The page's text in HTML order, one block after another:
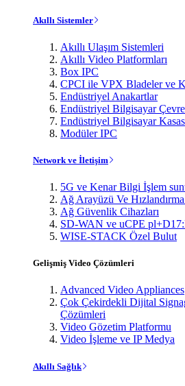
Akıllı Sistemler
Akıllı Ulaşım Sistemleri
Akıllı Video Platformları
Box IPC
CPCI ile VPX Bladeler ve
Endüstriyel Anakartlar
Endüstriyel Bilgisayar
Endüstriyel Bilgisayar
Modüler IPC
Network ve İletişim
5G ve Kenar Bilgi İşlem
Ağ Arayüzü Ve
Ağ Güvenlik Cihazları
SD-WAN ve uCPE
WISE-STACK Özel Bulut
Gelişmiş Video Çözümleri
Advanced Video Appliances
Çok Çekirdekli Dijital
Çözümleri
Video Gözetim Platformu
Video İşleme ve IP Medya
Akıllı Sağlık